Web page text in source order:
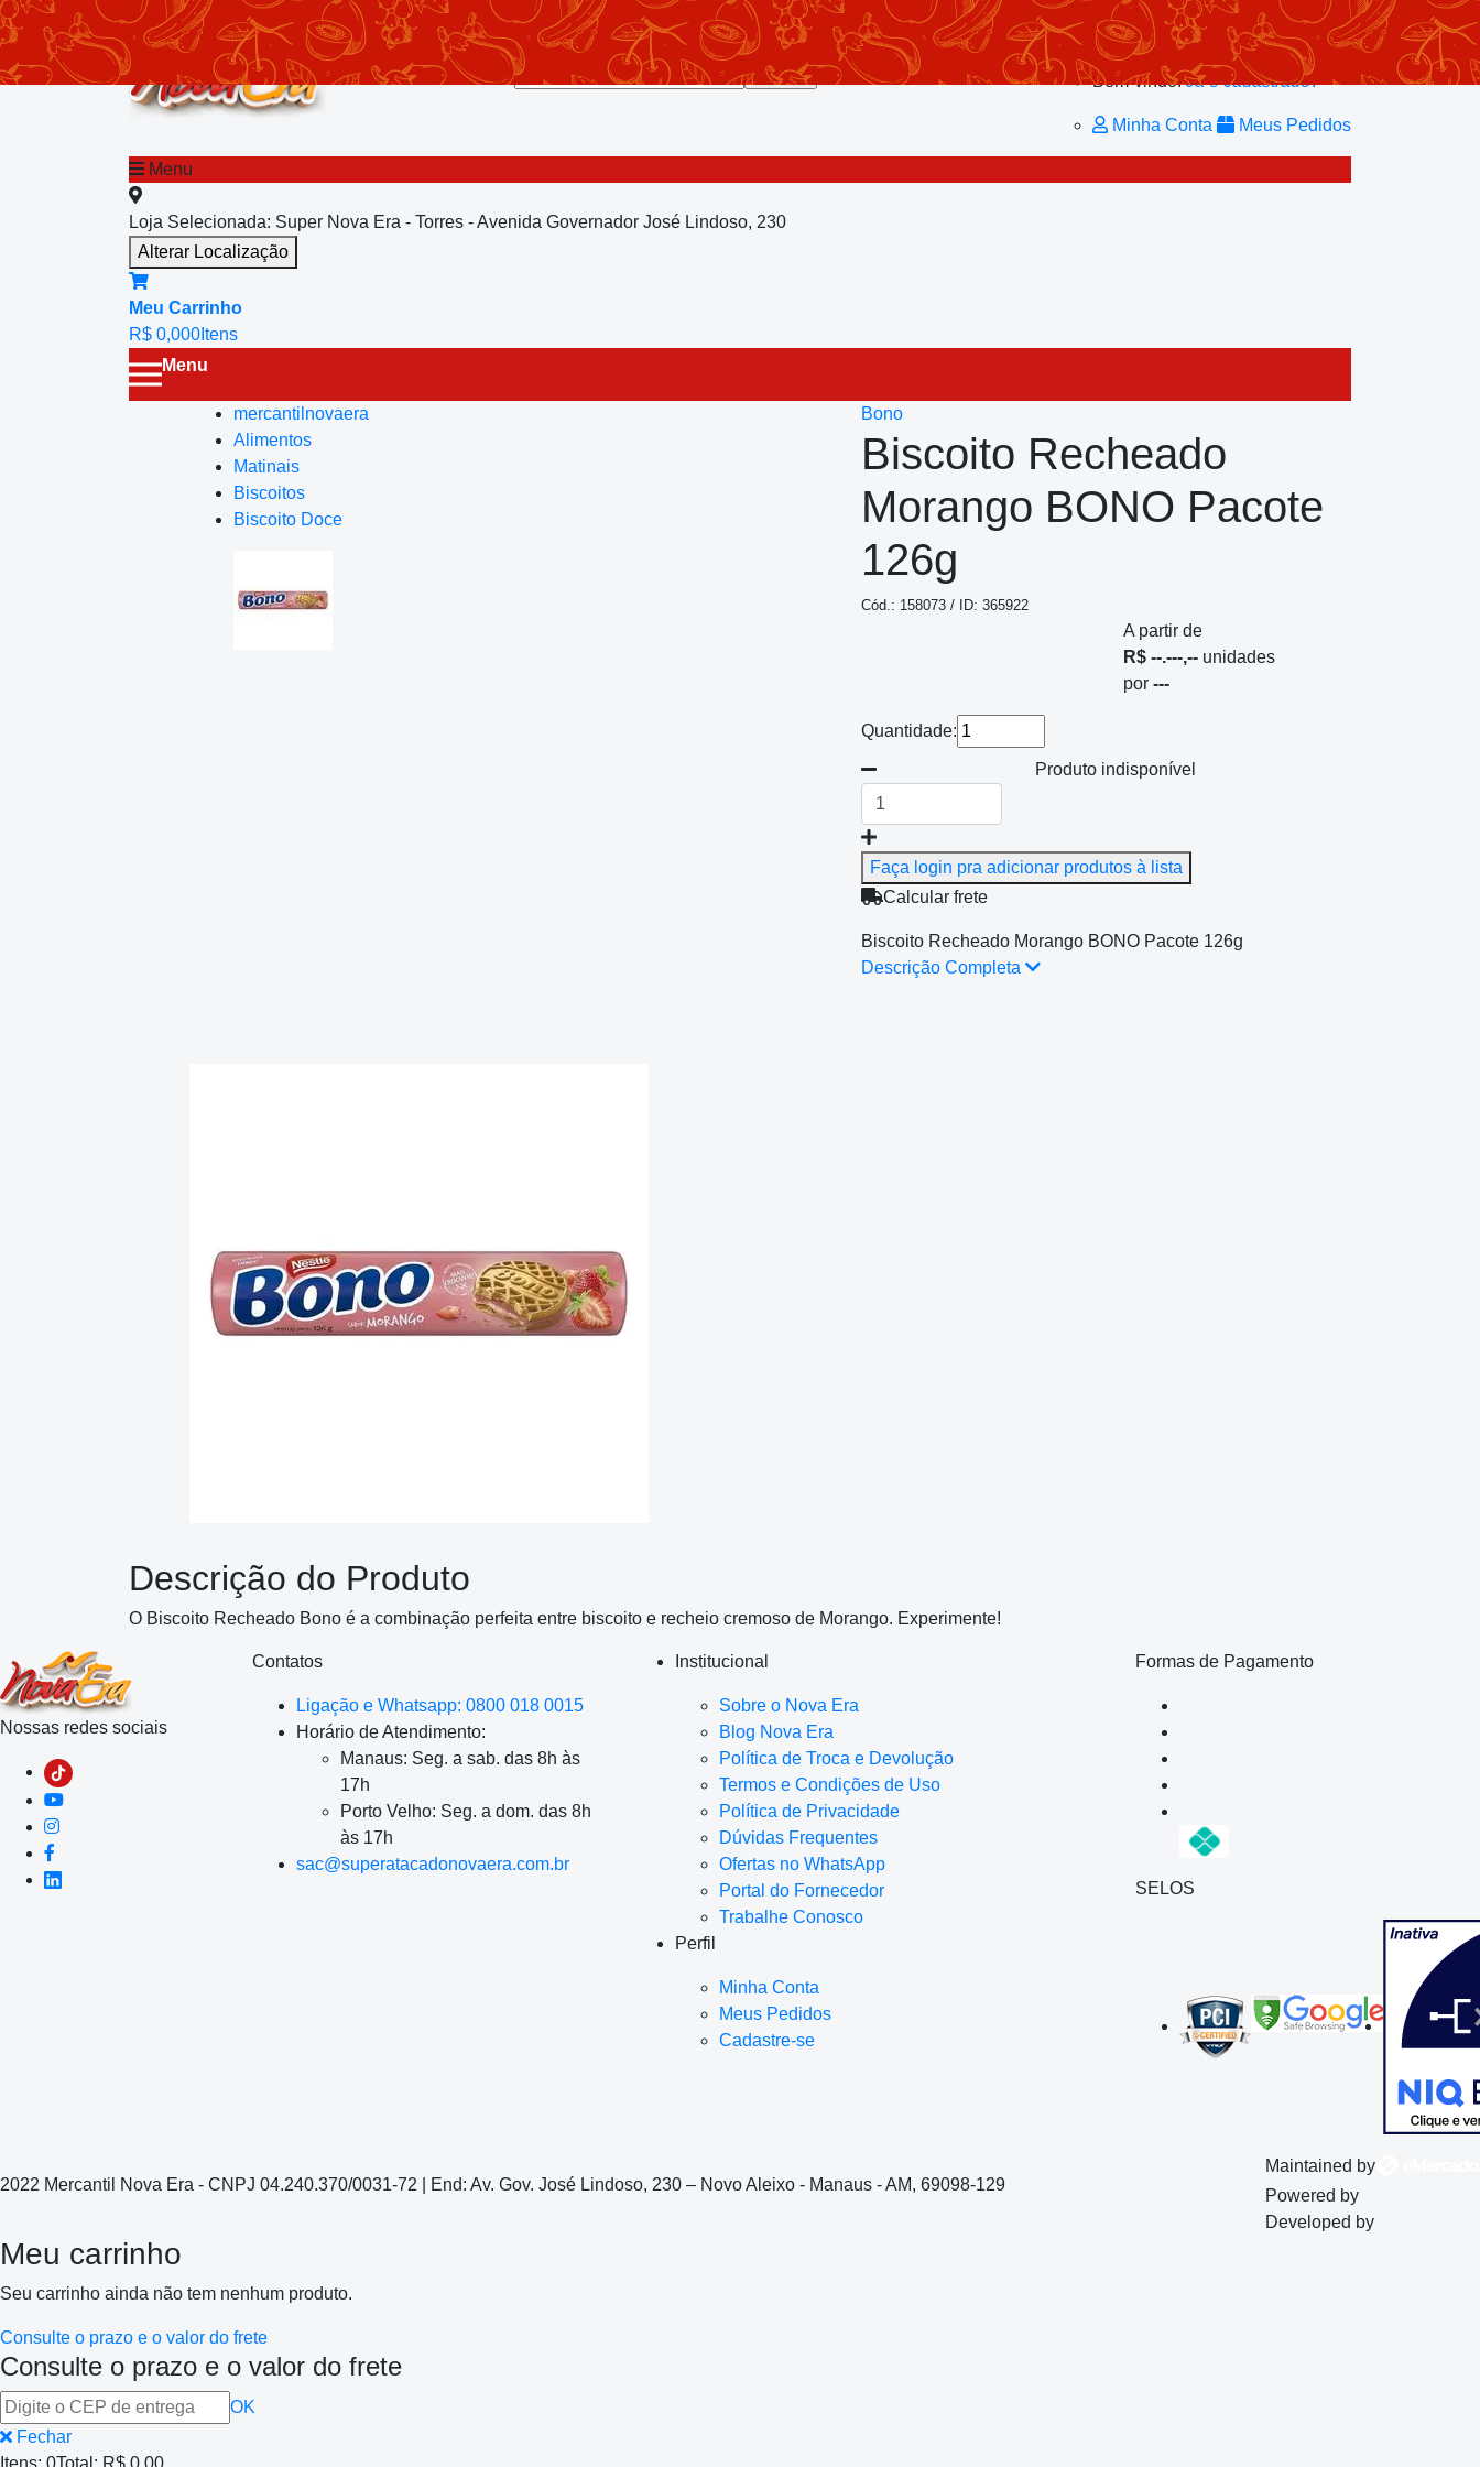
Repetir Pedido
Minha Conta
Bem-vindo!Já é cadastrado?
Minha Conta Meus Pedidos
Menu
Loja Selecionada: Super Nova Era - Torres - Avenida Governador José Lindoso, 230
Alterar Localização
Meu Carrinho
R$ 0,000 Itens
Menu
mercantilnovaera
Alimentos
Matinais
Biscoitos
Biscoito Doce
Bono
Biscoito Recheado
Morango BONO Pacote
126g
Cód.: 158073 / ID: 365922
A partir de
R$ --.---,--unidades
por ---
Quantidade:
Produto indisponível
Faça login pra adicionar produtos à lista
Calcular frete
Biscoito Recheado Morango BONO Pacote 126g
Descrição Completa
Descrição do Produto
O Biscoito Recheado Bono é a combinação perfeita entre biscoito e recheio cremoso de Morango. Experimente!
Nossas redes sociais
Contatos
Ligação e Whatsapp: 0800 018 0015
Horário de Atendimento:
Manaus: Seg. a sab. das 8h às
17h
Porto Velho: Seg. a dom. das 8h
às 17h
sac@superatacadonovaera.com.br
Institucional
Sobre o Nova Era
Blog Nova Era
Política de Troca e Devolução
Termos e Condições de Uso
Política de Privacidade
Dúvidas Frequentes
Ofertas no WhatsApp
Portal do Fornecedor
Trabalhe Conosco
Perfil
Minha Conta
Meus Pedidos
Cadastre-se
Formas de Pagamento
SELOS
2022 Mercantil Nova Era - CNPJ 04.240.370/0031-72 | End: Av. Gov. José Lindoso, 230 – Novo Aleixo - Manaus - AM, 69098-129
Maintained by
Powered by
Developed by
Meu carrinho
Seu carrinho ainda não tem nenhum produto.
Consulte o prazo e o valor do frete
Consulte o prazo e o valor do frete
OK
Fechar
Itens: 0Total: R$ 0,00